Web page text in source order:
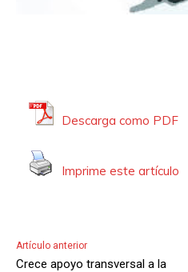
Descarga como PDF
Imprime este artículo
Artículo anterior
Crece apoyo transversal a la